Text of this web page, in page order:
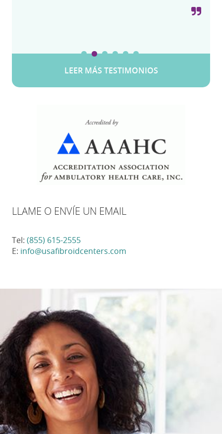
LEER MÁS TESTIMONIOS
LLAME O ENVÍE UN EMAIL
Tel: (855) 615-2555
E: info@usafibroidcenters.com